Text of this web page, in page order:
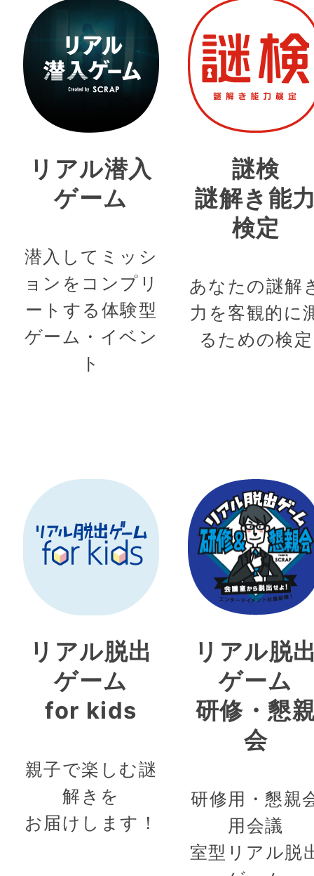
リアル潜入
ゲーム
潜入してミッシ
ョンをコンプリ
ートする体験型
ゲーム・イベン
ト
謎検
謎解き能
検定
あなたの謎解
力を客観的に
るための検定
リアル脱出
ゲーム
for kids
親子で楽しむ謎
解きを
お届けします！
リアル脱
ゲーム
研修・懇
会
研修用・懇親
用会議
室型リアル脱